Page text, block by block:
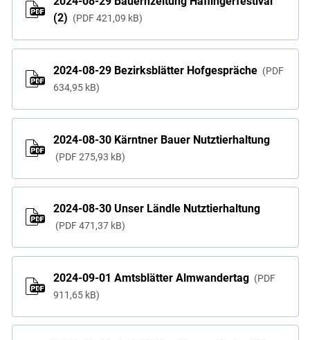
(2)
PDF 421,09 kB
2024-08-29 Bezirksblätter Hofgespräche
PDF
634,95 kB
2024-08-30 Kärntner Bauer Nutztierhaltung
PDF 275,93 kB
2024-08-30 Unser Ländle Nutztierhaltung
PDF 471,37 kB
2024-09-01 Amtsblätter Almwandertag
PDF
911,65 kB